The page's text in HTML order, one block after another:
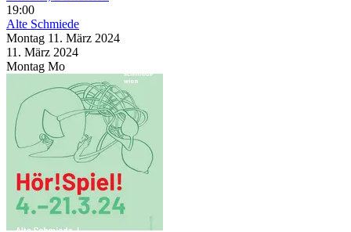
19:00
Alte Schmiede
Montag 11. März 2024
11. März 2024
Montag Mo